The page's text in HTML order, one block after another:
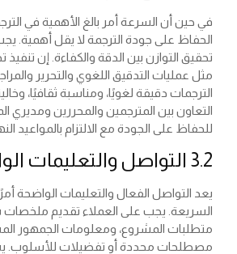
في حين أن السرعة أمر بالغ الأهمية في
الحفاظ على جودة الترجمة لا يقل أهمية.
تحقيق التوازن بين الدقة والكفاءة. إن تنفيذ
مثل عمليات التدقيق اللغوي والتحرير
الترجمات دقيقة لغويًا، ومناسبة ثقافيًا،
التعاون بين المترجمين والمحررين ومديري
للحفاظ على الجودة مع الالتزام بالمواعيد
3.2 التواصل والتعليمات الواضحة
يعد التواصل الفعال والتعليمات الواضحة
السريعة. يجب على العملاء تقديم ملخصات
متطلبات المشروع، ومعلومات الجمهور
مصطلحات محددة أو تفضيلات للأسلوب.